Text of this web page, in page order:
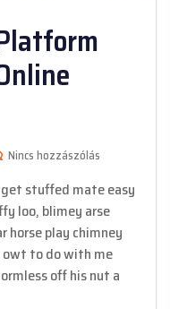
Nincs hozzászólás
get stuffed mate easy
loo, blimey arse
horse play chimney
owt to do with me
off his nut a